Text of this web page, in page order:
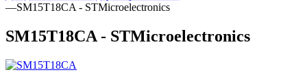
—SM15T18CA - STMicroelectronics
SM15T18CA - STMicroelectronics